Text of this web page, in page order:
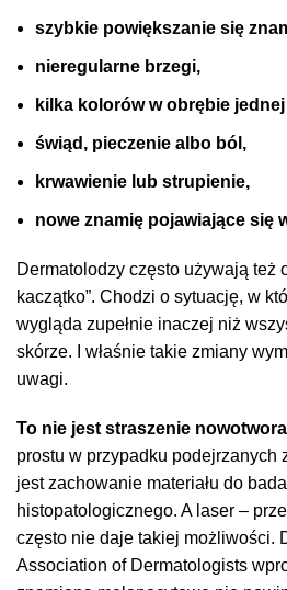
szybkie powiększanie się
nieregularne brzegi,
kilka kolorów w obrębie
świąd, pieczenie albo ból,
krwawienie lub strupienie,
nowe znamię pojawiające się
Dermatolodzy często używają też
kaczątko”. Chodzi o sytuację, w
wygląda zupełnie inaczej niż
skórze. I właśnie takie zmiany
uwagi.
To nie jest straszenie
prostu w przypadku podejrzanych
jest zachowanie materiału do
histopatologicznego. A laser –
często nie daje takiej możliwości.
Association of Dermatologists